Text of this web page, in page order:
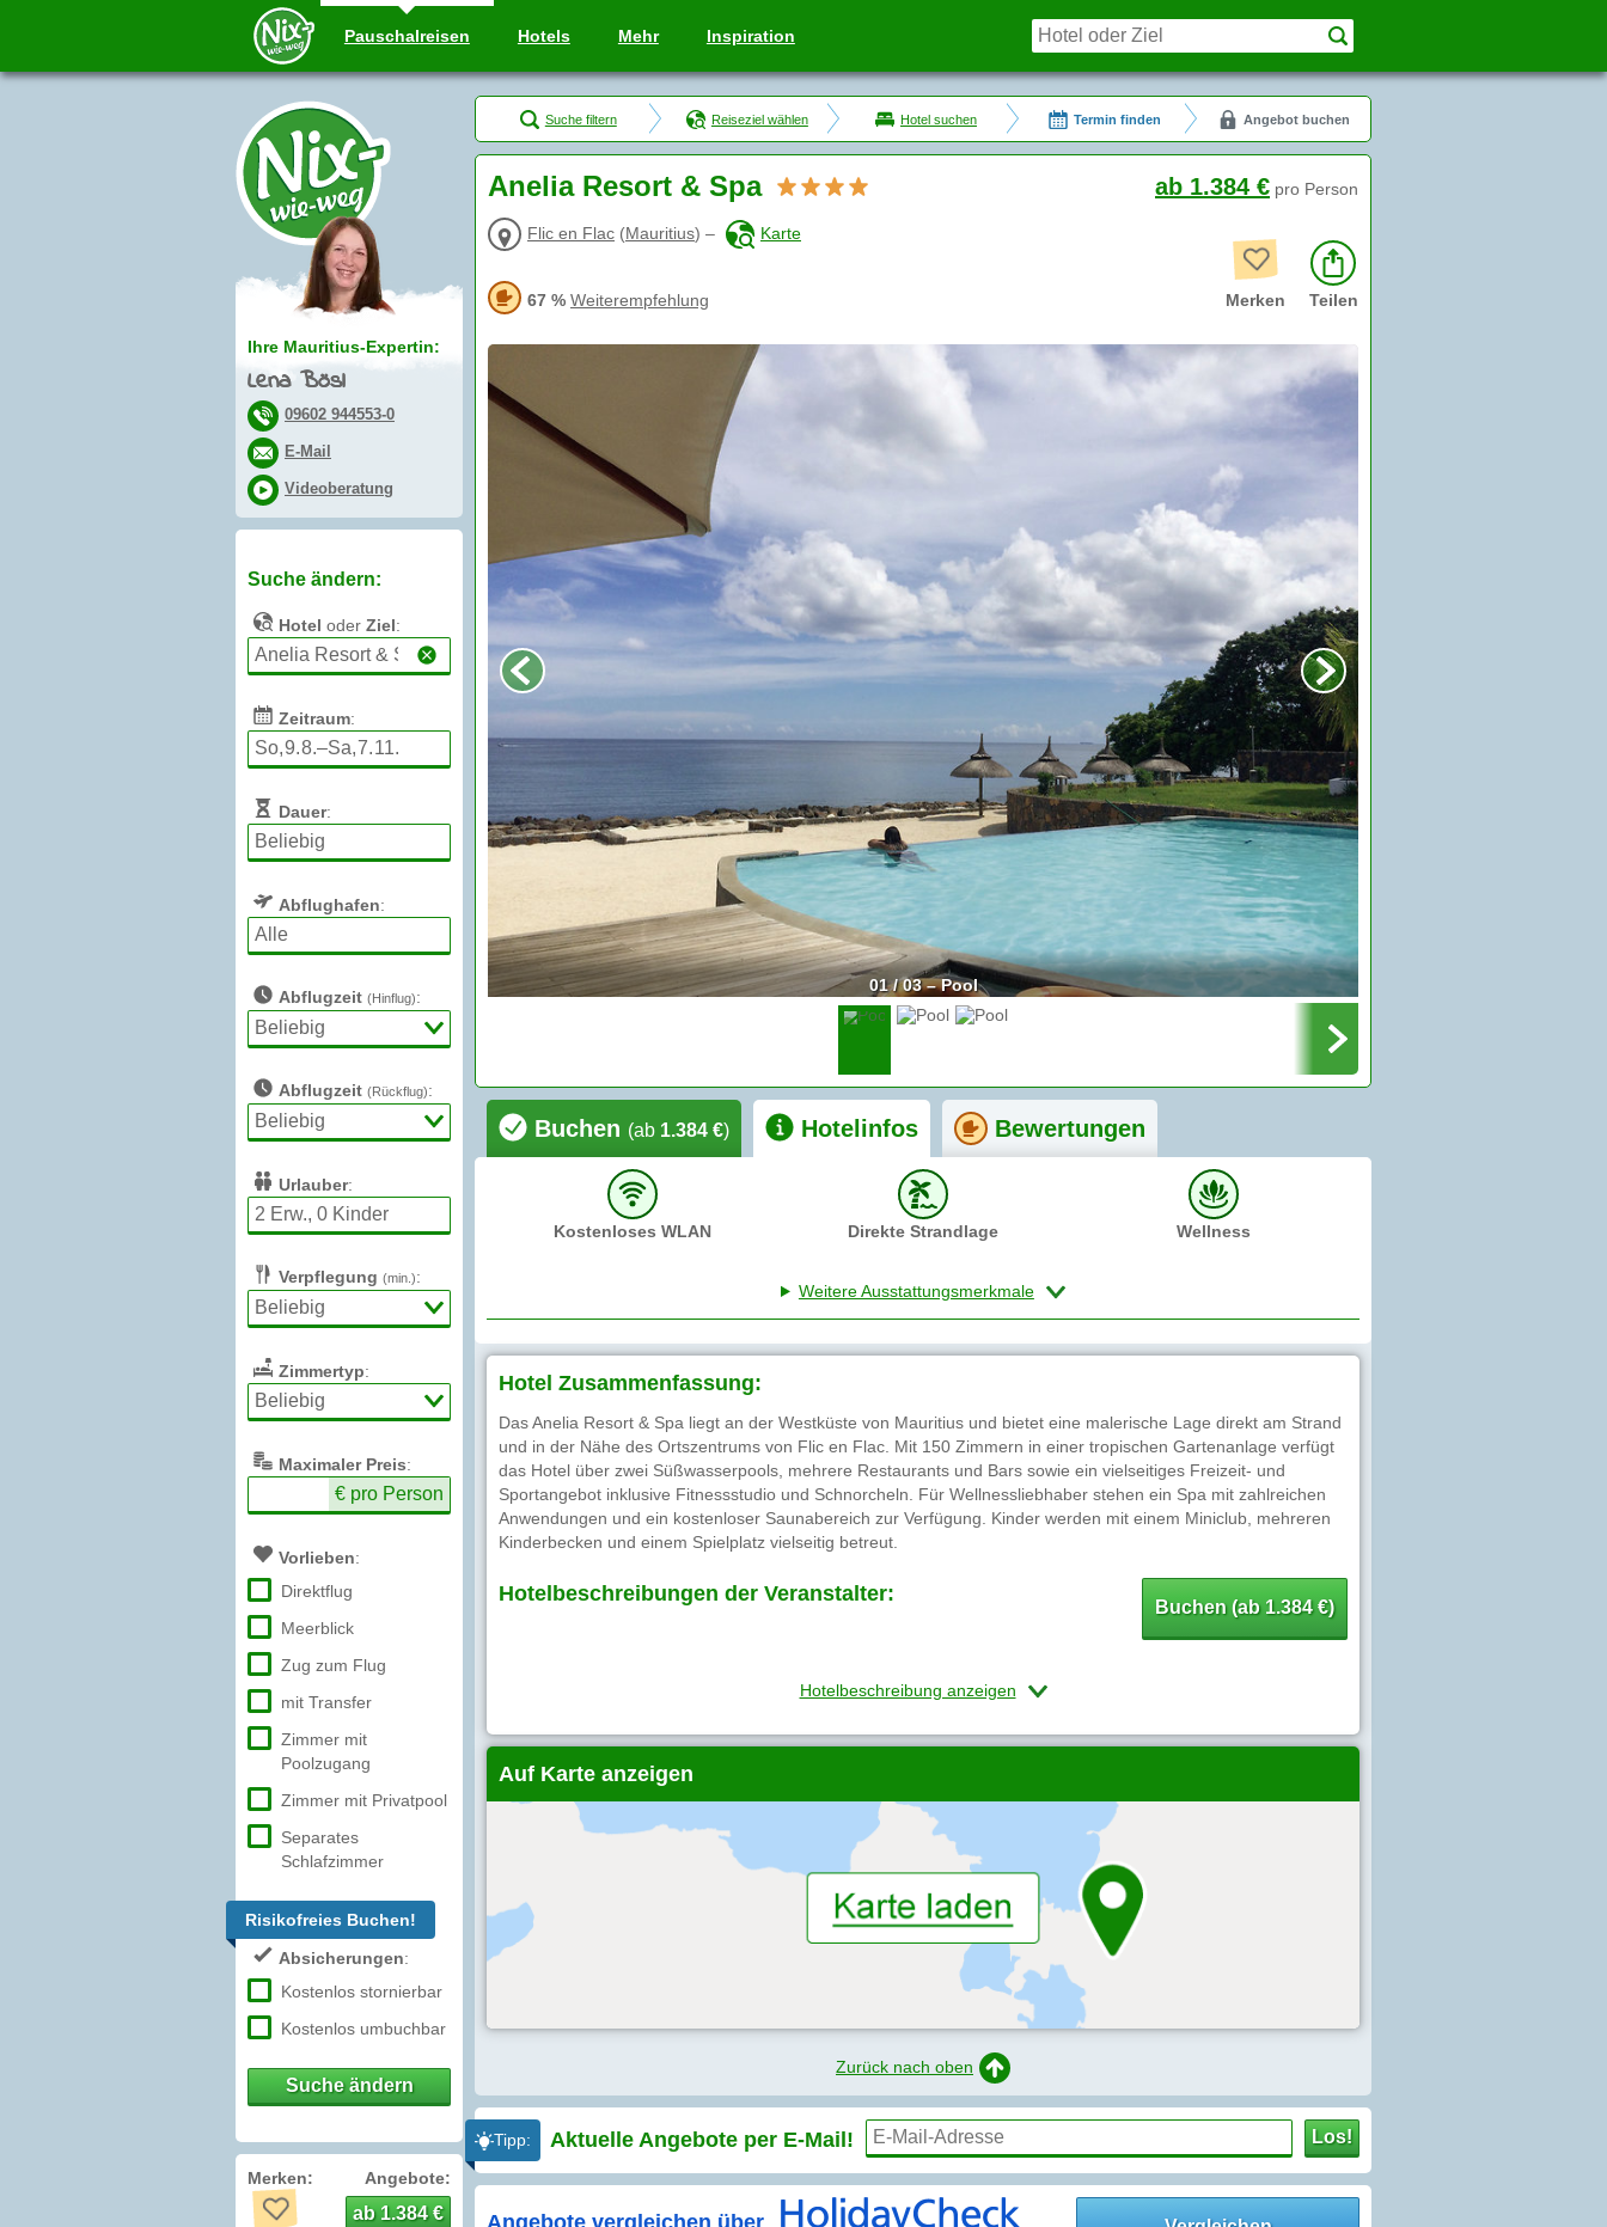
Pauschalreisen Hotels Mehr Inspiration
Ihre Mauritius-Expertin:
Lena Bösl
09602 944553-0
E-Mail
Videoberatung
Suche ändern:
Hotel oder Ziel:
Zeitraum:
Dauer:
Abflughafen:
Abflugzeit (Hinflug):
Abflugzeit (Rückflug):
Urlauber:
Verpflegung (min.):
Zimmertyp:
Maximaler Preis:
€ pro Person
Vorlieben:
Direktflug
Meerblick
Zug zum Flug
mit Transfer
Zimmer mit
Poolzugang
Zimmer mit Privatpool
Separates
Schlafzimmer
Risikofreies Buchen!
Absicherungen:
Kostenlos stornierbar
Kostenlos umbuchbar
Suche ändern
Merken: Angebote:
ab 1.384 €
Suche filtern Reiseziel wählen Hotel suchen Termin finden Angebot buchen
Anelia Resort & Spa
Flic en Flac (Mauritius) – Karte
67 % Weiterempfehlung
ab 1.384 € pro Person
Merken Teilen
01 / 03 – Pool
Buchen (ab 1.384 €) Hotelinfos Bewertungen
Kostenloses WLAN Direkte Strandlage Wellness
Weitere Ausstattungsmerkmale
Hotel Zusammenfassung:
Das Anelia Resort & Spa liegt an der Westküste von Mauritius und bietet eine malerische Lage direkt am Strand
und in der Nähe des Ortszentrums von Flic en Flac. Mit 150 Zimmern in einer tropischen Gartenanlage verfügt
das Hotel über zwei Süßwasserpools, mehrere Restaurants und Bars sowie ein vielseitiges Freizeit- und
Sportangebot inklusive Fitnessstudio und Schnorcheln. Für Wellnessliebhaber stehen ein Spa mit zahlreichen
Anwendungen und ein kostenloser Saunabereich zur Verfügung. Kinder werden mit einem Miniclub, mehreren
Kinderbecken und einem Spielplatz vielseitig betreut.
Hotelbeschreibungen der Veranstalter:
Buchen (ab 1.384 €)
Hotelbeschreibung anzeigen
Auf Karte anzeigen
Zurück nach oben
Tipp: Aktuelle Angebote per E-Mail! Los!